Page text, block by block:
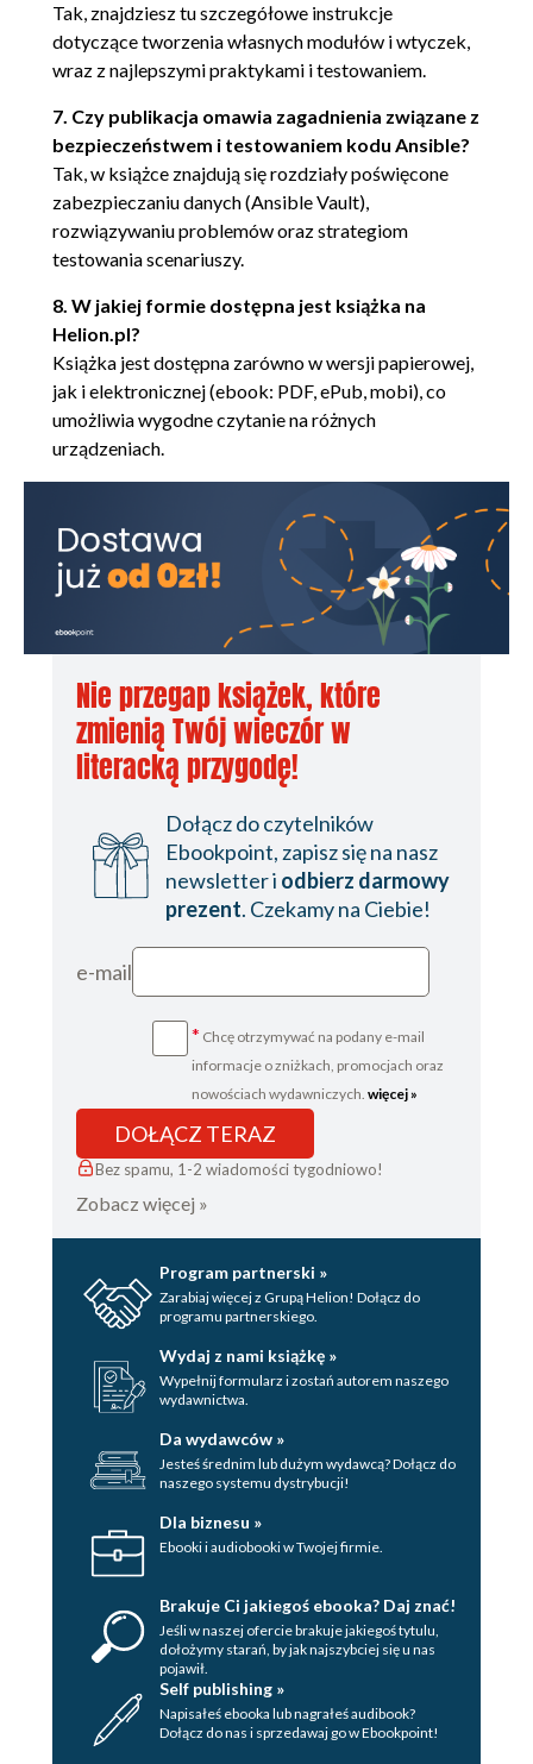
podstawie roli 121
Ansible Galaxy 127
Konstrukcje warunkowe w kodzie Ansible 128
Wielokrotne wykonywanie zadań w pętli 133
Grupowanie zadań za pomocą bloków 138
Strategie wykonywania scenariusza 143
Używanie ansible-pull 146
Podsumowanie 148
Pytania 149
Dalsza lektura 149
CZĘŚĆ II. ROZSZERZANIE MOŻLIWOŚCI ANSIBLE 151
Rozdział 5. Tworzenie i używanie modułów 153
Wymagania techniczne 154
Wykonywanie wielu modułów w powłoce 154
Praca z repozytorium modułów 156
Uzyskanie z poziomu powłoki dostępu do
dokumentacji modułu 159
Wartość zwrotna modułu 161
Samodzielne opracowanie modułu 163
Unikanie najczęściej występujących
Testowanie i dokumentowanie modułu
173
Lista rzeczy do sprawdzenia podczas
tworzenia modułu Ansible 177
Przekazanie kodu modułu do projektu
Podsumowanie 181
Pytania 182
Dalsza lektura 183
Rozdział 6. Tworzenie i używanie wtyczek 185
Wymagania techniczne 186
Ustalanie typów wtyczek 186
Wyszukiwanie wtyczek w standardowej instalacji
Ansible 189
Samodzielne tworzenie wtyczki Ansible 191
Integracja własnej wtyczki z kodem
Przekazanie kodu wtyczki do projektu
Ansible 199
Pytania 203
Rozdział 7. Najlepsze praktyki podczas tworzenia
kodu 205
Wymagania techniczne 206
Preferowana struktura katalogów 206
Tak, znajdziesz tu szczegółowe instrukcje
dotyczące tworzenia własnych modułów i wtyczek,
wraz z najlepszymi praktykami i testowaniem.
7. Czy publikacja omawia zagadnienia związane z
bezpieczeństwem i testowaniem kodu Ansible?
Tak, w książce znajdują się rozdziały poświęcone
zabezpieczaniu danych (Ansible Vault),
rozwiązywaniu problemów oraz strategiom
testowania scenariuszy.
8. W jakiej formie dostępna jest książka na
Helion.pl?
Książka jest dostępna zarówno w wersji papierowej,
jak i elektronicznej (ebook: PDF, ePub, mobi), co
umożliwia wygodne czytanie na różnych
urządzeniach.
Nie przegap książek, które
zmienią Twój wieczór w
literacką przygodę!
Dołącz do czytelników
Ebookpoint, zapisz się na nasz
newsletter i odbierz darmowy
prezent. Czekamy na Ciebie!
e-mail
* Chcę otrzymywać na podany e-mail
informacje o zniżkach, promocjach oraz
nowościach wydawniczych. więcej »
DOŁĄCZ TERAZ
Bez spamu, 1-2 wiadomości tygodniowo!
Zobacz więcej »
Program partnerski »
Zarabiaj więcej z Grupą Helion! Dołącz do
programu partnerskiego.
Wydaj z nami książkę »
Wypełnij formularz i zostań autorem naszego
wydawnictwa.
Da wydawców »
Jesteś średnim lub dużym wydawcą? Dołącz do
naszego systemu dystrybucji!
Dla biznesu »
Ebooki i audiobooki w Twojej firmie.
Brakuje Ci jakiegoś ebooka? Daj znać!
Jeśli w naszej ofercie brakuje jakiegoś tytulu,
dołożymy starań, by jak najszybciej się u nas
pojawił.
Self publishing »
Napisałeś ebooka lub nagrałeś audibook?
Dołącz do nas i sprzedawaj go w Ebookpoint!